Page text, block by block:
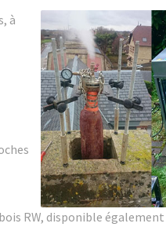
à
RW, disponible